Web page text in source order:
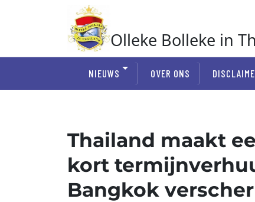
Olleke Bolleke in
NIEUWS OVER ONS
Thailand maakt
kort
Bangkok